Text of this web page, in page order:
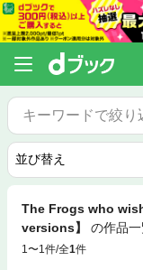
The Frogs who
versions】
の作品
1〜1件/全1件